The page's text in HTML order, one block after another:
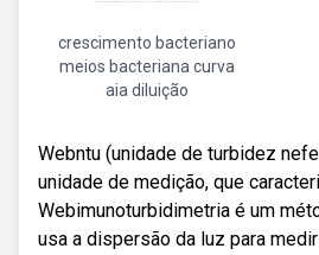
crescimento bacteriano
meios bacteriana curva
aia diluição
Webntu (unidade de turbidez
unidade de medição, que
Webimunoturbidimetria é um
usa a dispersão da luz para